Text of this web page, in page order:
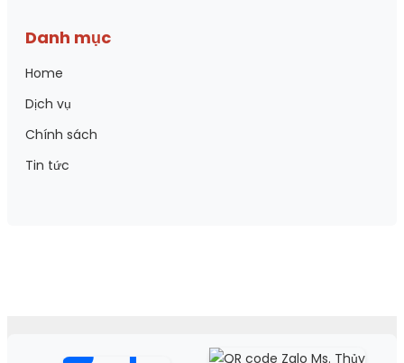
Danh mục
Home
Dịch vụ
Chính sách
Tin tức